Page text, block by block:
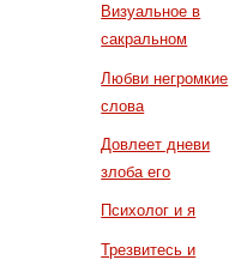
Визуальное в
сакральном
Любви негромкие
слова
Довлеет дневи
злоба его
Психолог и я
Трезвитесь и